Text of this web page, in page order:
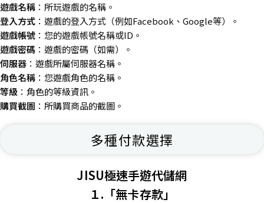
遊戲名稱 ：所玩遊戲的名稱。
登入方式 ：遊戲的登入方式（例如Facebook、Google等）。
遊戲帳號 ：您的遊戲帳號名稱或ID。
遊戲密碼 ：遊戲的密碼（如需）。
伺服器 ：遊戲所屬伺服器名稱。
角色名稱 ：您遊戲角色的名稱。
等級 ：角色的等級資訊。
購買截圖 ：所購買商品的截圖。
多種付款選擇
JISU極速手遊代儲網
１.「無卡存款」